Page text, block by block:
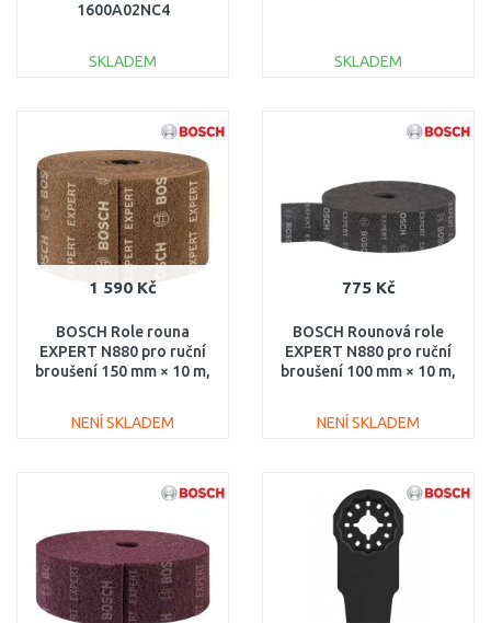
1600A02NC4
SKLADEM
Porovnat
SKLADEM
1 590 Kč
BOSCH Role rouna
EXPERT N880 pro ruční
broušení 150 mm × 10 m,
NENÍ SKLADEM
775 Kč
BOSCH Rounová role
EXPERT N880 pro ruční
broušení 100 mm × 10 m,
NENÍ SKLADEM
Porovnat